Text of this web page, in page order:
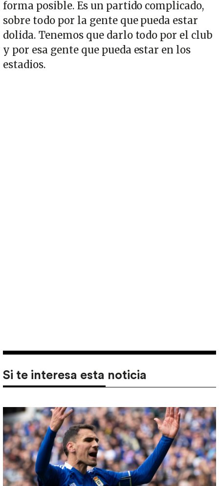
forma posible. Es un partido complicado,
sobre todo por la gente que pueda estar
dolida. Tenemos que darlo todo por el club
y por esa gente que pueda estar en los
estadios.
Si te interesa esta noticia